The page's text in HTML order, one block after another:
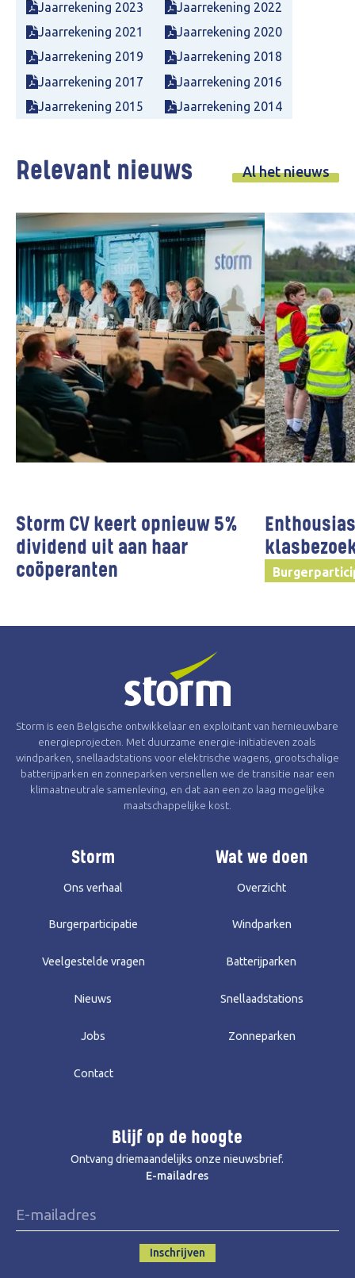
Jaarrekening 2023
Jaarrekening 2022
Jaarrekening 2021
Jaarrekening 2020
Jaarrekening 2019
Jaarrekening 2018
Jaarrekening 2017
Jaarrekening 2016
Jaarrekening 2015
Jaarrekening 2014
Relevant nieuws Al het nieuws
Storm CV keert opnieuw 5%
dividend uit aan haar
coöperanten
Storm is een Belgische ontwikkelaar en exploitant van hernieuwbare
energieprojecten. Met duurzame energie-initiatieven zoals
windparken, snellaadstations voor elektrische wagens, grootschalige
batterijparken en zonneparken versnellen we de transitie naar een
klimaatneutrale samenleving, en dat aan een zo laag mogelijke
maatschappelijke kost.
Storm
Ons verhaal
Burgerparticipatie
Veelgestelde vragen
Nieuws
Jobs
Contact
Wat we doen
Overzicht
Windparken
Batterijparken
Snellaadstations
Zonneparken
Blijf op de hoogte
Ontvang driemaandelijks onze nieuwsbrief.
E-mailadres
Inschrijven